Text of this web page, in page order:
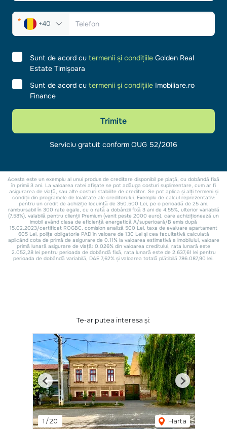
Te-ar putea interesa și:
1 /20 Harta
Previous Next